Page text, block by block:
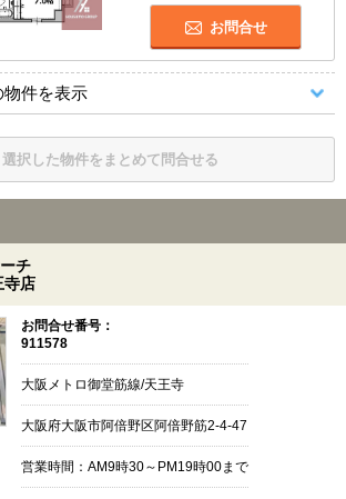
お問合せ
物件を表示
選択した物件をまとめて問合せる
チ
寺店
お問合せ番号：
911578
大阪メトロ御堂筋線/天王寺
大阪府大阪市阿倍野区阿倍野筋2-4-47
営業時間：AM9時30～PM19時00まで